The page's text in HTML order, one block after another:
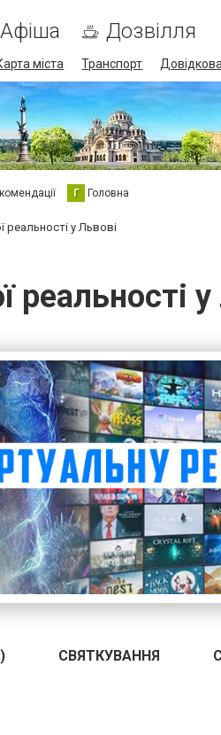
Афіша Дозвілля
міста Транспорт Довідкова
Г Головна
реальності у Львові
реальності
СВЯТКУВАННЯ